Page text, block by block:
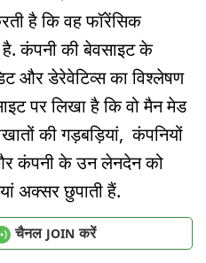
है कि वह फॉरेंसिक
है. कंपनी की बेवसाइट के
और डेरेवेटिव्स का विश्लेषण
पर लिखा है कि वो मैन मेड
की गड़बड़ियां, कंपनियों
कंपनी के उन लेनदेन को
अक्सर छुपाती हैं.
चैनल JOIN करें